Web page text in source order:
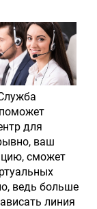
для
ваш
сможет
ведь больше
линия